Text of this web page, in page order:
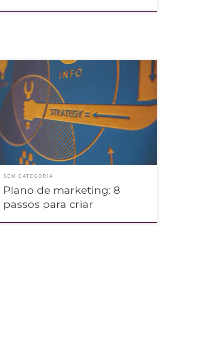
Descubra aqui como criar um plano de marketing digital
eficaz para o seu negócio, com assertividade e autenticidade
na comunicação.
SEM CATEGORIA
Plano de marketing: 8
passos para criar